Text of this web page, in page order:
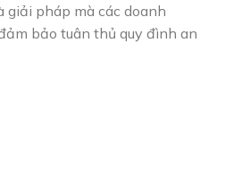
giải pháp mà các doanh
bảo tuân thủ quy đình an